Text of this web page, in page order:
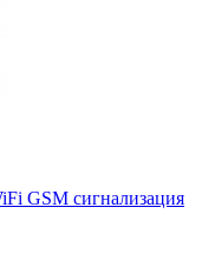
GSM сигнализация